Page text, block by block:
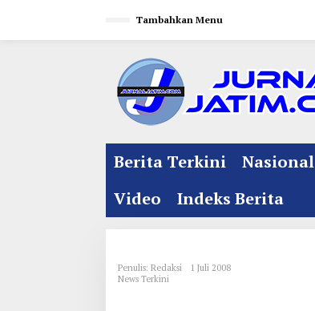
Tambahkan Menu
Berita Terkini Nasional
Video
Indeks Berita
Penulis: Redaksi
1 Juli 2008
News Terkini